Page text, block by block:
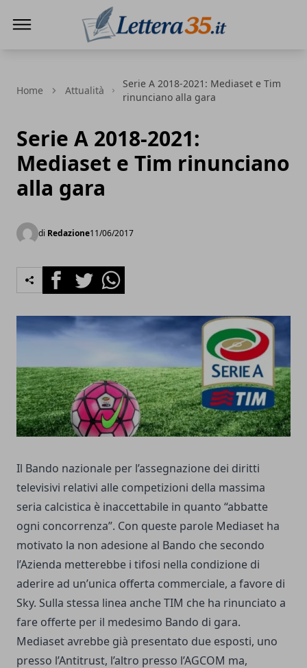
Home Attualità
Serie A 2018-2021: Mediaset e Tim
rinunciano alla gara
Serie A 2018-2021:
Mediaset e Tim rinunciano
alla gara
di Redazione11/06/2017
FacebookTwitterWhatsapp
Il Bando nazionale per l’assegnazione dei diritti
televisivi relativi alle competizioni della massima
seria calcistica è inaccettabile in quanto “abbatte
ogni concorrenza”. Con queste parole Mediaset ha
motivato la non adesione al Bando che secondo
l’Azienda metterebbe i tifosi nella condizione di
aderire ad un’unica offerta commerciale, a favore di
Sky. Sulla stessa linea anche TIM che ha rinunciato a
fare offerte per il medesimo Bando di gara.
Mediaset avrebbe già presentato due esposti, uno
presso l’Antitrust, l’altro presso l’AGCOM ma,